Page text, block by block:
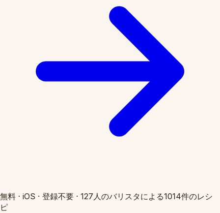
無料 · iOS · 登録不要 · 127人のバリスタによる1014件のレシ
ピ